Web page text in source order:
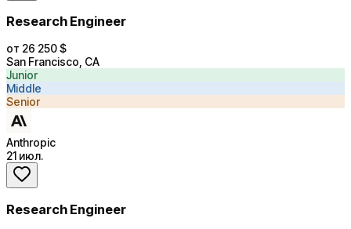
Research Engineer
от 26 250 $
San Francisco, CA
Junior
Middle
Senior
Anthropic
21 июл.
Research Engineer